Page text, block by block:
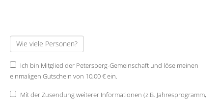
Ich bin Mitglied der Petersberg-Gemeinschaft und löse meinen
einmaligen Gutschein von 10,00 € ein.
Mit der Zusendung weiterer Informationen (z.B. Jahresprogramm,